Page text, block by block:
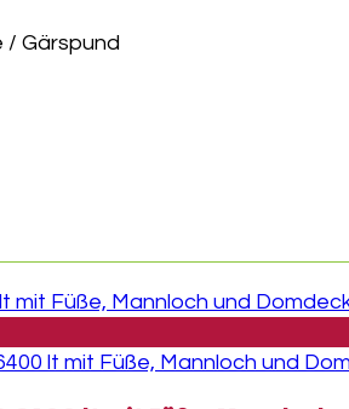
/ Gärspund